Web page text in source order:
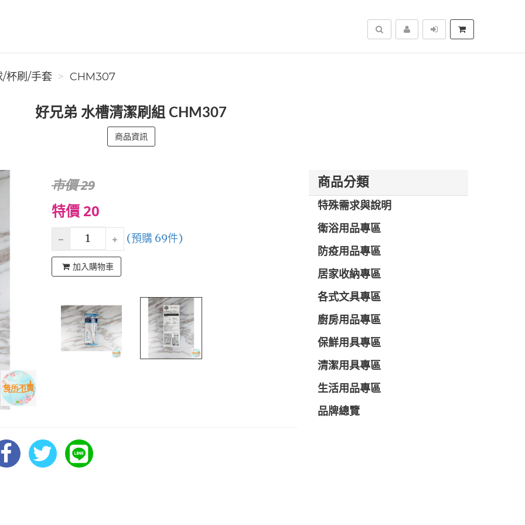
搜尋
/杯刷/手套 CHM307
好兄弟 水槽清潔刷組 CHM307
商品資訊
市價 29
特價 20
(預購 69件)
加入購物車
商品分類
特殊需求與說明
衛浴用品專區
防疫用品專區
居家收納專區
各式文具專區
廚房用品專區
保鮮用具專區
清潔用具專區
生活用品專區
品牌總覽